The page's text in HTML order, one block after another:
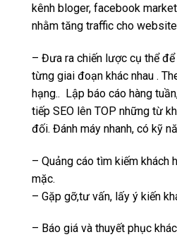
kênh bloger, facebook
nhằm tăng traffic cho website
– Đưa ra chiến lược cụ thể
từng giai đoạn khác nhau .
hạng.. Lập báo cáo hàng
tiếp SEO lên TOP những từ
đối. Đánh máy nhanh, có kỹ
– Quảng cáo tìm kiếm khách
mặc.
– Gặp gỡ,tư vấn, lấy ý kiến
– Báo giá và thuyết phục